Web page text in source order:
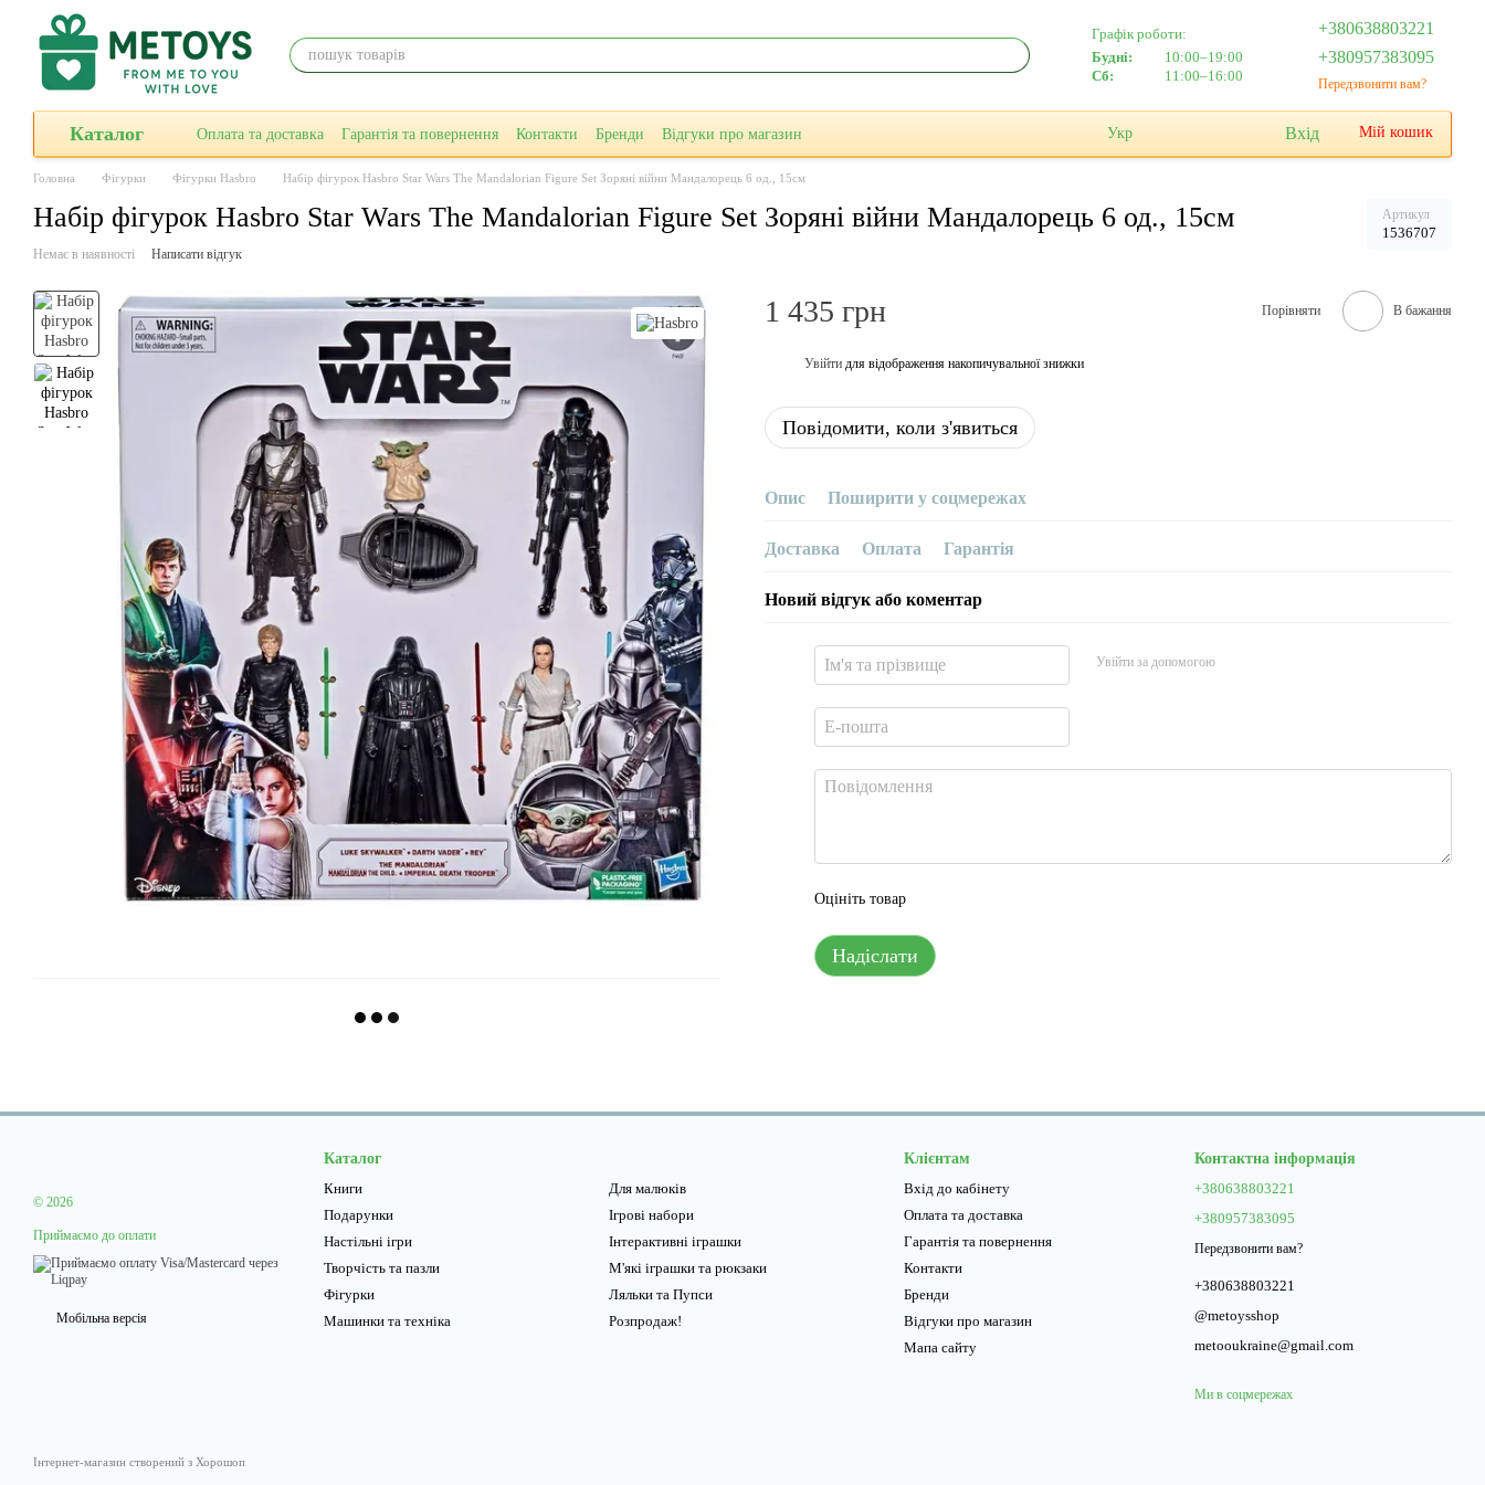
Перейти до основного контенту
Графік роботи:
Будні:
10:00–19:00
Сб:
11:00–16:00
+380638803221
+380957383095
Передзвонити вам?
Каталог Оплата та доставка Гарантiя та повернення Контакти Бренди Відгуки про магазин Укр Вхід Мій кошик
Головна Фігурки Фігурки Hasbro Набір фігурок Hasbro Star Wars The Mandalorian Figure Set Зоряні війни Мандалорець 6 од., 15см
Набір фігурок Hasbro Star Wars The Mandalorian Figure Set Зоряні війни Мандалорець 6 од., 15см Артикул
1536707
Немає в наявності Написати відгук
1 435 грн Порівняти В бажання
Увійти для відображення накопичувальної знижки
Повідомити, коли з'явиться
Опис Поширити у соцмережах
Доставка Оплата Гарантія
Новий відгук або коментар
Увійти за допомогою
Оцініть товар
Надіслати
© 2026
Приймаємо до оплати
Мобільна версія
Інтернет-магазин створений з Хорошоп
Каталог
Книги
Подарунки
Настільні ігри
Творчiсть та пазли
Фігурки
Машинки та техніка
Для малюків
Ігрові набори
Інтерактивні іграшки
М'які іграшки та рюкзаки
Ляльки та Пупси
Розпродаж!
Клієнтам
Вхід до кабінету
Оплата та доставка
Гарантiя та повернення
Контакти
Бренди
Відгуки про магазин
Мапа сайту
Контактна інформація
+380638803221
+380957383095
Передзвонити вам?
+380638803221
@metoysshop
metooukraine@gmail.com
Ми в соцмережах